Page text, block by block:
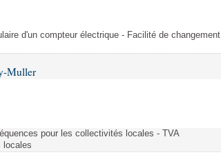
d'un compteur électrique - Facilité de changement
Muller
pour les collectivités locales - TVA
locales